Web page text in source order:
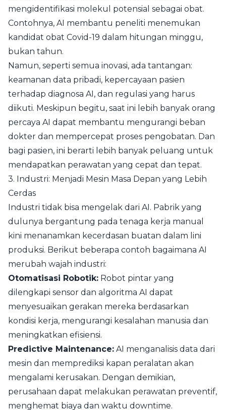
mengidentifikasi molekul potensial sebagai obat.
Contohnya, AI membantu peneliti menemukan
kandidat obat Covid-19 dalam hitungan minggu,
bukan tahun.
Namun, seperti semua inovasi, ada tantangan:
keamanan data pribadi, kepercayaan pasien
terhadap diagnosa AI, dan regulasi yang harus
diikuti. Meskipun begitu, saat ini lebih banyak orang
percaya AI dapat membantu mengurangi beban
dokter dan mempercepat proses pengobatan. Dan
bagi pasien, ini berarti lebih banyak peluang untuk
mendapatkan perawatan yang cepat dan tepat.
3. Industri: Menjadi Mesin Masa Depan yang Lebih
Cerdas
Industri tidak bisa mengelak dari AI. Pabrik yang
dulunya bergantung pada tenaga kerja manual
kini menanamkan kecerdasan buatan dalam lini
produksi. Berikut beberapa contoh bagaimana AI
merubah wajah industri:
Otomatisasi Robotik: Robot pintar yang
dilengkapi sensor dan algoritma AI dapat
menyesuaikan gerakan mereka berdasarkan
kondisi kerja, mengurangi kesalahan manusia dan
meningkatkan efisiensi.
Predictive Maintenance: AI menganalisis data dari
mesin dan memprediksi kapan peralatan akan
mengalami kerusakan. Dengan demikian,
perusahaan dapat melakukan perawatan preventif,
menghemat biaya dan waktu downtime.